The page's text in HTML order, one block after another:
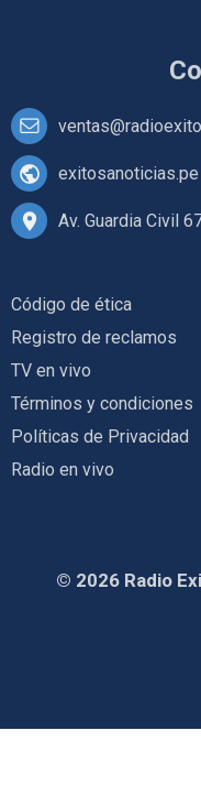
exitosanoticias.pe
Av. Guardia Civil
Código de ética
Registro de reclamos
TV en vivo
Términos y condiciones
Políticas de Privacidad
Radio en vivo
© 2026 Radio